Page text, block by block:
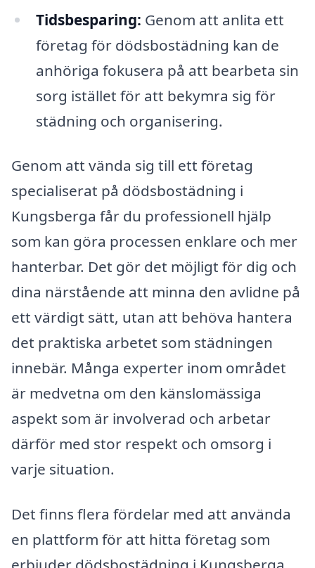
Tidsbesparing: Genom att anlita ett
företag för dödsbostädning kan de
anhöriga fokusera på att bearbeta sin
sorg istället för att bekymra sig för
städning och organisering.
Genom att vända sig till ett företag
specialiserat på dödsbostädning i
Kungsberga får du professionell hjälp
som kan göra processen enklare och mer
hanterbar. Det gör det möjligt för dig och
dina närstående att minna den avlidne på
ett värdigt sätt, utan att behöva hantera
det praktiska arbetet som städningen
innebär. Många experter inom området
är medvetna om den känslomässiga
aspekt som är involverad och arbetar
därför med stor respekt och omsorg i
varje situation.
Det finns flera fördelar med att använda
en plattform för att hitta företag som